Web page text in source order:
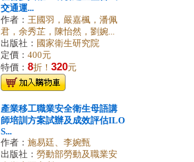
交通運...
作者： 王國羽，嚴嘉楓，潘佩
君，余秀芷，陳怡然，劉婉...
出版社： 國家衛生研究院
定價： 400元
特價： 8折！ 320元
產業移工職業安全衛生母語講
師培訓方案試辦及成效評估ILO
S...
作者： 施易廷、李婉甄
出版社： 勞動部勞動及職業安